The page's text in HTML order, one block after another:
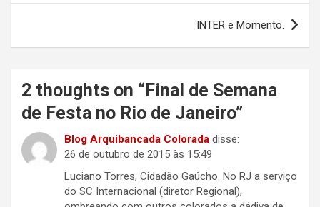
INTER e Momento.
2 thoughts on “ Final de Semana
de Festa no Rio de Janeiro”
Blog Arquibancada Colorada disse:
26 de outubro de 2015 às 15:49
Luciano Torres, Cidadão Gaúcho. No RJ a serviço
do SC Internacional (diretor Regional),